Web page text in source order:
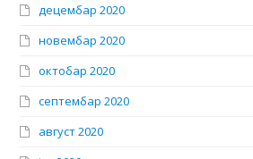
децембар 2020
новембар 2020
октобар 2020
септембар 2020
август 2020